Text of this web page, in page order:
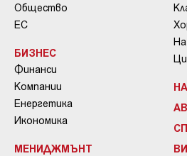
Общество
ЕС
БИЗНЕС
Финанси
Компании
Енергетика
Икономика
МЕНИДЖМЪНТ